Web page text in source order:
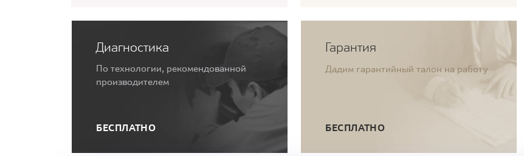
Диагностика
По технологии, рекомендованной
производителем
БЕСПЛАТНО
Гарантия
Дадим гарантийный талон на работу
БЕСПЛАТНО